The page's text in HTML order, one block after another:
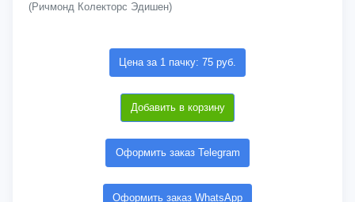
(Ричмонд Колекторс Эдишен)
Цена за 1 пачку: 75 руб.
Добавить в корзину
Оформить заказ Telegram
Оформить заказ WhatsApp